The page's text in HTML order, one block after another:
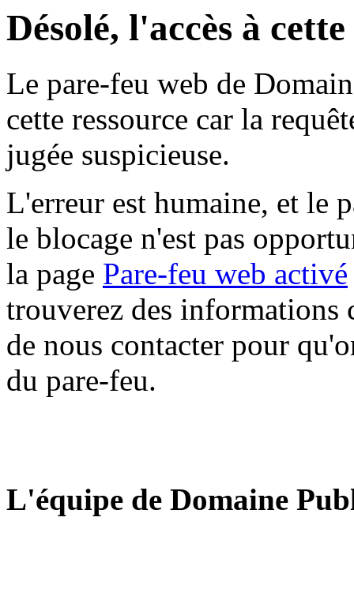
Désolé, l'accès à
Le pare-feu web de
cette ressource car la
jugée suspicieuse.
L'erreur est humaine, et le
le blocage n'est pas
la page Pare-feu web activé
trouverez des informations
de nous contacter pour
du pare-feu.
L'équipe de Domaine